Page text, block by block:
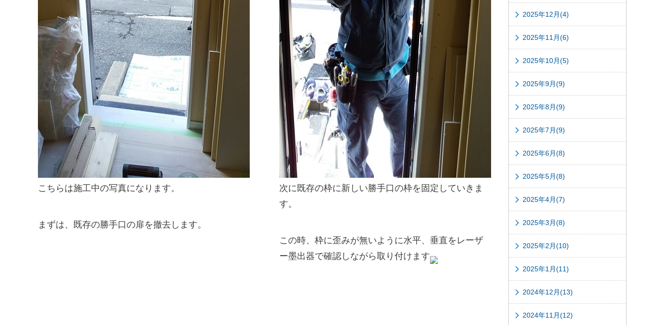
こちらは施工中の写真になります。
まずは、既存の勝手口の扉を撤去します。
次に既存の枠に新しい勝手口の枠を固定していきま
す。
この時、枠に歪みが無いように水平、垂直をレーザ
ー墨出器で確認しながら取り付けます
2025年12月(4)
2025年11月(6)
2025年10月(5)
2025年9月(9)
2025年8月(9)
2025年7月(9)
2025年6月(8)
2025年5月(8)
2025年4月(7)
2025年3月(8)
2025年2月(10)
2025年1月(11)
2024年12月(13)
2024年11月(12)